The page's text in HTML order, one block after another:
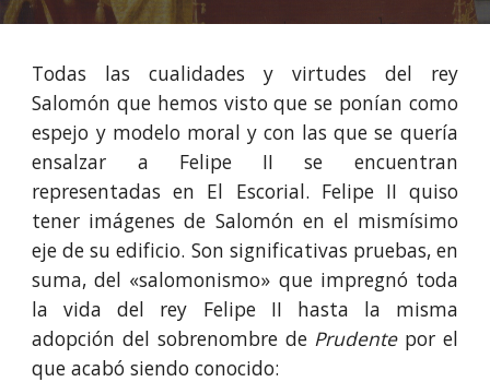
Todas las cualidades y virtudes del rey
Salomón que hemos visto que se ponían como
espejo y modelo moral y con las que se quería
ensalzar a Felipe II se encuentran
representadas en El Escorial. Felipe II quiso
tener imágenes de Salomón en el mismísimo
eje de su edificio. Son significativas pruebas, en
suma, del «salomonismo» que impregnó toda
la vida del rey Felipe II hasta la misma
adopción del sobrenombre de Prudente por el
que acabó siendo conocido: